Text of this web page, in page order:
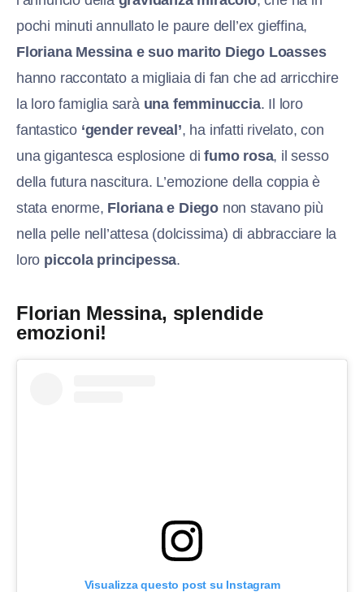
pochi minuti annullato le paure dell’ex gieffina,
Floriana Messina e suo marito Diego Loasses
hanno raccontato a migliaia di fan che ad arricchire
la loro famiglia sarà una femminuccia. Il loro
fantastico ‘gender reveal’, ha infatti rivelato, con
una gigantesca esplosione difumo rosa, il sesso
della futura nascitura. L’emozione della coppia è
stata enorme, Floriana e Diego non stavano più
nella pelle nell’attesa (dolcissima) di abbracciare la
loro piccola principessa.
Florian Messina, splendide
emozioni!
Visualizza questo post su Instagram